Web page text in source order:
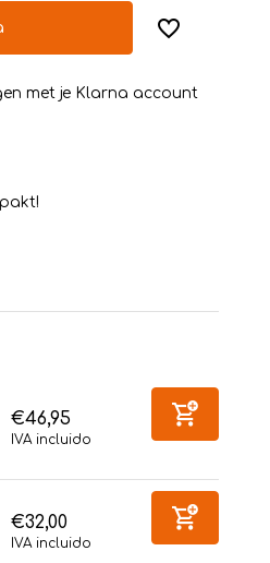
met je Klarna account
€46,95
IVA incluido
€32,00
IVA incluido